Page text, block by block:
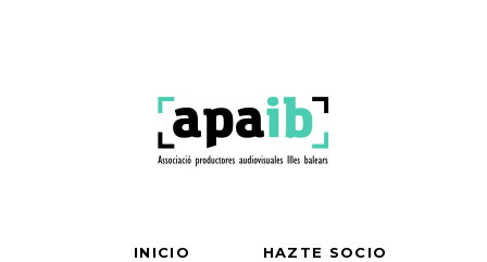
INICIO HAZTE SOCIO